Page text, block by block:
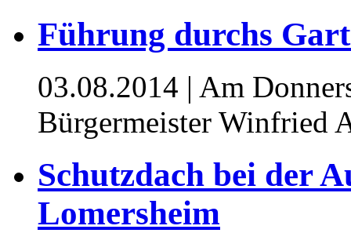
Führung durchs
03.08.2014 | Am
Bürgermeister Winfried
Schutzdach bei der
Lomersheim